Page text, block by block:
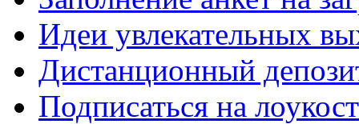
Идеи увлекательных
Дистанционный
Подписаться на